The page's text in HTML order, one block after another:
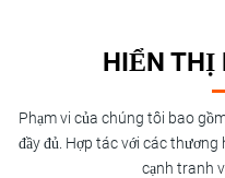
HIỂN THỊ
Phạm vi của chúng tôi bao
đầy đủ. Hợp tác với các
cạnh tranh